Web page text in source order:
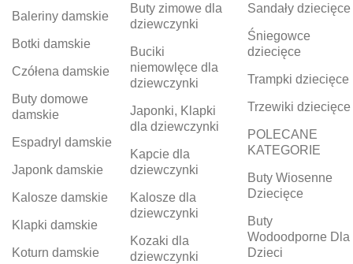
Baleriny damskie
Botki damskie
Czółena damskie
Buty domowe
damskie
Espadryl damskie
Japonk damskie
Kalosze damskie
Klapki damskie
Koturn damskie
Buty zimowe dla
dziewczynki
Buciki
niemowlęce dla
dziewczynki
Japonki, Klapki
dla dziewczynki
Kapcie dla
dziewczynki
Kalosze dla
dziewczynki
Kozaki dla
dziewczynki
Sandały dziecięce
Śniegowce
dziecięce
Trampki dziecięce
Trzewiki dziecięce
POLECANE
KATEGORIE
Buty Wiosenne
Dziecięce
Buty
Wodoodporne Dla
Dzieci